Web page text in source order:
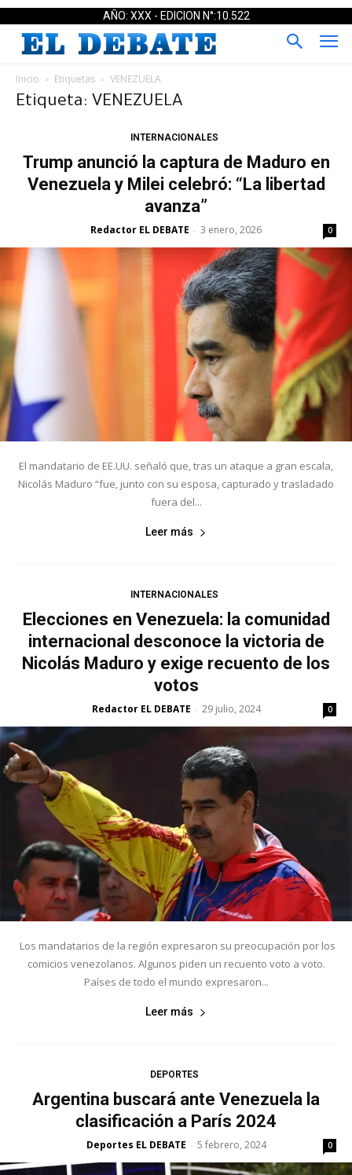
AÑO: XXX - EDICION N°:10.522
Inicio Etiquetas VENEZUELA
Etiqueta: VENEZUELA
INTERNACIONALES
Trump anunció la captura de Maduro en
Venezuela y Milei celebró: “La libertad
avanza”
Redactor EL DEBATE - 3 enero, 2026 0
El mandatario de EE.UU. señaló que, tras un ataque a gran escala,
Nicolás Maduro “fue, junto con su esposa, capturado y trasladado
fuera del...
Leer más
INTERNACIONALES
Elecciones en Venezuela: la comunidad
internacional desconoce la victoria de
Nicolás Maduro y exige recuento de los
votos
Redactor EL DEBATE - 29 julio, 2024 0
Los mandatarios de la región expresaron su preocupación por los
comicios venezolanos. Algunos piden un recuento voto a voto.
Países de todo el mundo expresaron...
Leer más
DEPORTES
Argentina buscará ante Venezuela la
clasificación a París 2024
Deportes EL DEBATE - 5 febrero, 2024 0